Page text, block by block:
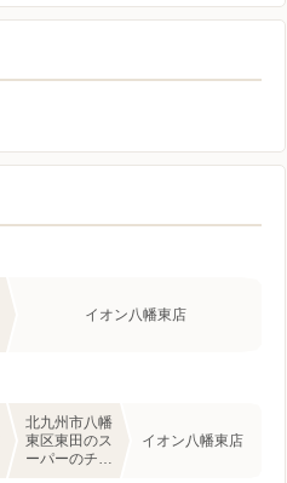
イオン八幡東店
北九州市八幡
東区東田のス
ーパーのチラ
イオン八幡東店